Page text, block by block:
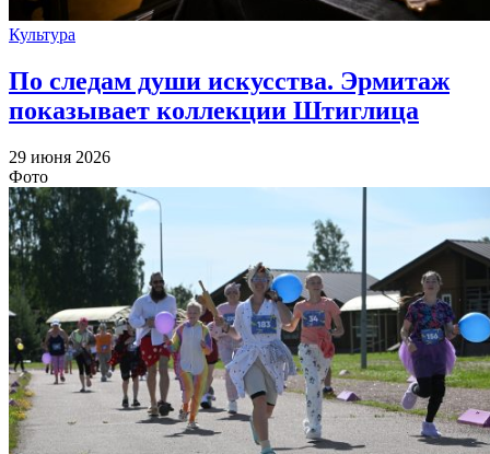
Культура
По следам души искусства. Эрмитаж
показывает коллекции Штиглица
29 июня 2026
Фото